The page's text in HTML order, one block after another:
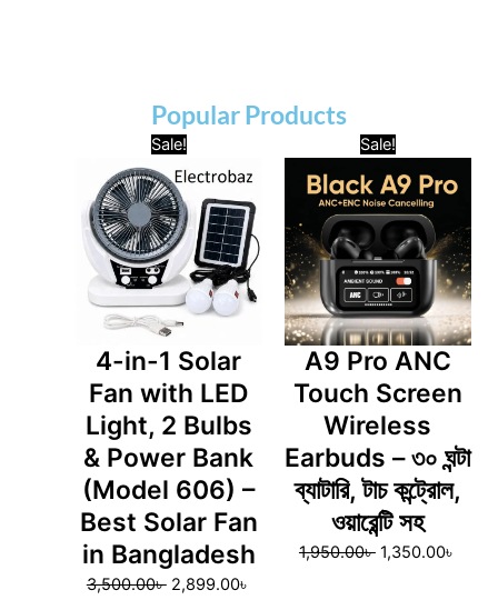
Popular Products
Sale!
4-in-1 Solar
Fan with LED
Light, 2 Bulbs
& Power Bank
(Model 606) –
Best Solar Fan
in Bangladesh
3,500.00৳
Original
price
was:
3,500.00৳ .
2,899.00৳
price
is:
2,899.00৳ .
Sale!
A9 Pro ANC
Touch Screen
Wireless
Earbuds – ৩০ ঘন্টা
ব্যাটারি, টাচ কন্ট্রোল,
ওয়ারেন্টি সহ
1,950.00৳
Original
price
was:
1,950.00৳ .
1,350.00৳
is: